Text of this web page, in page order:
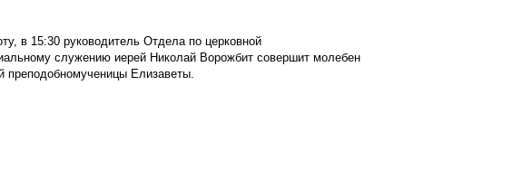
в 15:30 руководитель Отдела по церковной
служению иерей Николай Ворожбит совершит молебен
преподобномученицы Елизаветы.